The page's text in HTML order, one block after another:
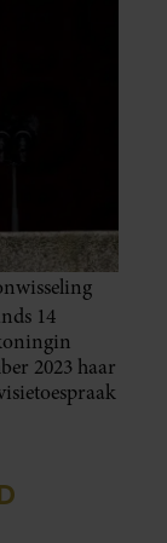
14
2023 haar